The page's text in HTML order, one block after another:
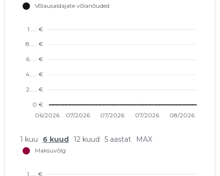
1 kuu 6 kuud 12 kuud 5 aastat MAX